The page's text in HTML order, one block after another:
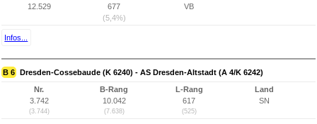
12.529
677
(5,4%)
VB
Infos...
B 6 Dresden-Cossebaude (K 6240) - AS Dresden-Altstadt (A 4/K 6242)
Nr.
3.742
(3.744)
B-Rang
10.042
(7.638)
L-Rang
617
(525)
Land
SN